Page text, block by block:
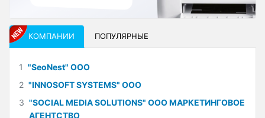
КОМПАНИИ ПОПУЛЯРНЫЕ
1 "SeoNest" ООО
2 "INNOSOFT SYSTEMS" ООО
3 "SOCIAL MEDIA SOLUTIONS" ООО МАРКЕТИНГОВОЕ
АГЕНТСТВО